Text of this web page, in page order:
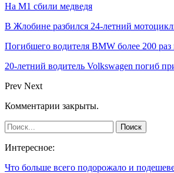
На М1 сбили медведя
В Жлобине разбился 24-летний
Погибшего водителя BMW более 200
20-летний водитель Volkswagen погиб
Prev Next
Комментарии закрыты.
Интересное:
Что больше всего подорожало и